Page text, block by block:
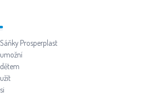
Sáňky Prosperplast
umožní
dětem
užít
si